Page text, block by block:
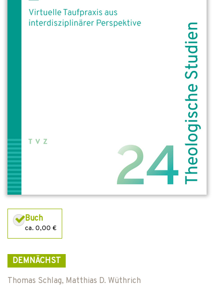
Buch
ca. 0,00 €
DEMNÄCHST
Thomas Schlag, Matthias D. Wüthrich